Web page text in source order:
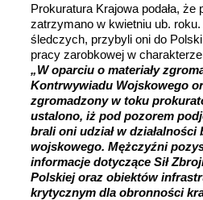
Prokuratura Krajowa podała, że
zatrzymano w kwietniu ub.
śledczych, przybyli oni do
pracy zarobkowej w
„W oparciu o materiały
Kontrwywiadu Wojskowego
zgromadzony w toku
ustalono, iż pod pozorem
brali oni udział w
wojskowego. Mężczyźni
informacje dotyczące Sił
Polskiej oraz obiektów
krytycznym dla obronności